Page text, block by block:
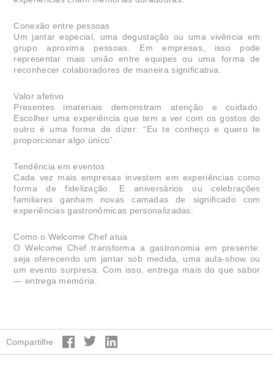
Conexão entre pessoas
Um jantar especial, uma degustação ou uma vivência em
grupo aproxima pessoas. Em empresas, isso pode
representar mais união entre equipes ou uma forma de
reconhecer colaboradores de maneira significativa.
Valor afetivo
Presentes imateriais demonstram atenção e cuidado.
Escolher uma experiência que tem a ver com os gostos do
outro é uma forma de dizer: “Eu te conheço e quero te
proporcionar algo único”.
Tendência em eventos
Cada vez mais empresas investem em experiências como
forma de fidelização. E aniversários ou celebrações
familiares ganham novas camadas de significado com
experiências gastronômicas personalizadas.
Como o Welcome Chef atua
O Welcome Chef transforma a gastronomia em presente:
seja oferecendo um jantar sob medida, uma aula-show ou
um evento surpresa. Com isso, entrega mais do que sabor
— entrega memória.
Compartilhe